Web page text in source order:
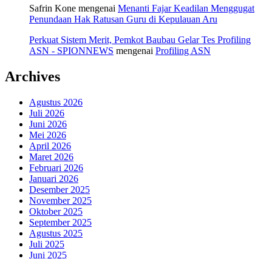
Safrin Kone mengenai Menanti Fajar Keadilan Menggugat
Penundaan Hak Ratusan Guru di Kepulauan Aru
Perkuat Sistem Merit, Pemkot Baubau Gelar Tes Profiling
ASN - SPIONNEWS mengenai Profiling ASN
Archives
Agustus 2026
Juli 2026
Juni 2026
Mei 2026
April 2026
Maret 2026
Februari 2026
Januari 2026
Desember 2025
November 2025
Oktober 2025
September 2025
Agustus 2025
Juli 2025
Juni 2025